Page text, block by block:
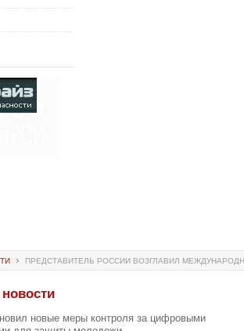
ПРЕДСТАВИТЕЛЬ РОССИИ ВОЗГЛАВИЛ
новости
новые меры контроля за цифровыми